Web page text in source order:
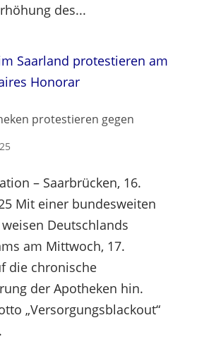
des...
protestieren gegen
– Saarbrücken, 16.
Mit einer bundesweiten
Deutschlands
am Mittwoch, 17.
die chronische
der Apotheken hin.
„Versorgungsblackout“